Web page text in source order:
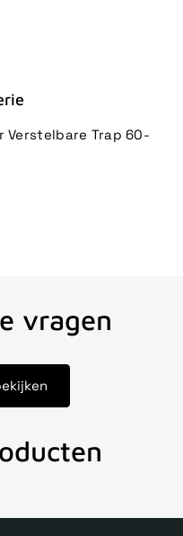
Verstelbare Trap 60-
vragen
Echte winkel +35